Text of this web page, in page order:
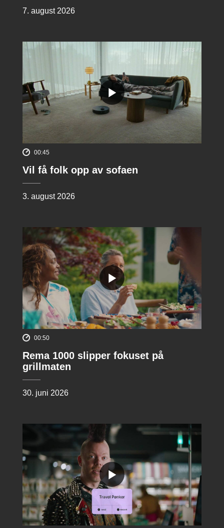
7. august 2026
00:45
Vil få folk opp av sofaen
3. august 2026
00:50
Rema 1000 slipper fokuset på
grillmaten
30. juni 2026